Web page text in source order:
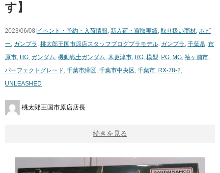
す】
2023/06/08| イベント・予約・入荷情報, 新入荷・買取実績, 取り扱い商材, ホビ
ー, ガンプラ , 桃太郎王国市原店スタッフブログプラモデル, ガンプラ , 千葉県, 市
原市, HG, ガンダム, 機動戦士ガンダム, 木更津市, RG, 模型, PG, MG, 袖ヶ浦市,
パーフェクトグレード, 千葉市緑区, 千葉市中央区, 千葉市, RX-78-2,
UNLEASHED
桃太郎王国市原店店長
続きを見る